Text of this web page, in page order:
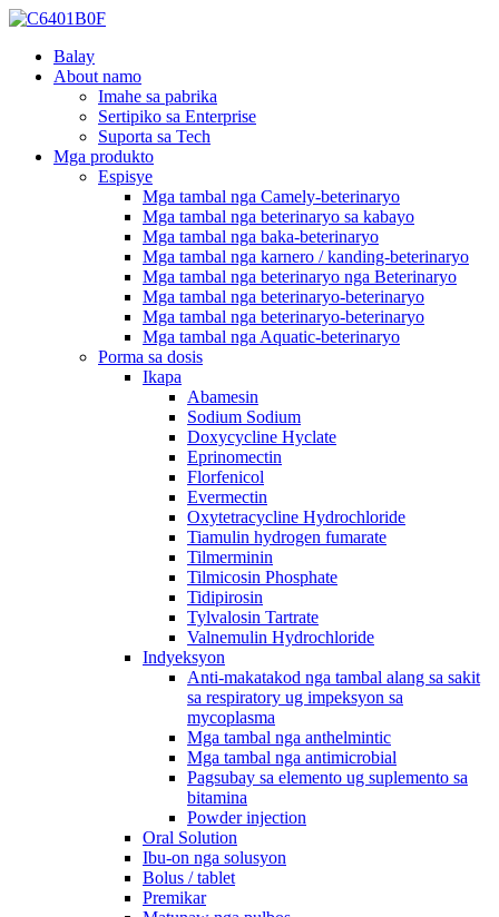
Balay
About namo
Imahe sa pabrika
Sertipiko sa Enterprise
Suporta sa Tech
Mga produkto
Espisye
Mga tambal nga Camely-beterinaryo
Mga tambal nga beterinaryo sa kabayo
Mga tambal nga baka-beterinaryo
Mga tambal nga karnero / kanding-beterinaryo
Mga tambal nga beterinaryo nga Beterinaryo
Mga tambal nga beterinaryo-beterinaryo
Mga tambal nga beterinaryo-beterinaryo
Mga tambal nga Aquatic-beterinaryo
Porma sa dosis
Ikapa
Abamesin
Sodium Sodium
Doxycycline Hyclate
Eprinomectin
Florfenicol
Evermectin
Oxytetracycline Hydrochloride
Tiamulin hydrogen fumarate
Tilmerminin
Tilmicosin Phosphate
Tidipirosin
Tylvalosin Tartrate
Valnemulin Hydrochloride
Indyeksyon
Anti-makatakod nga tambal alang sa sakit
sa respiratory ug impeksyon sa
mycoplasma
Mga tambal nga anthelmintic
Mga tambal nga antimicrobial
Pagsubay sa elemento ug suplemento sa
bitamina
Powder injection
Oral Solution
Ibu-on nga solusyon
Bolus / tablet
Premikar